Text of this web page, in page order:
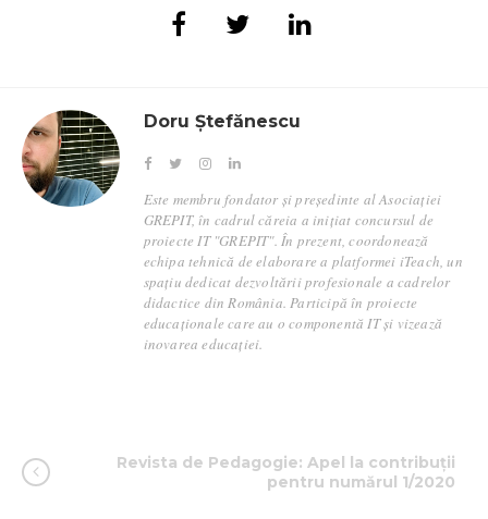
Doru Ștefănescu
Este membru fondator și președinte al Asociației
GREPIT, în cadrul căreia a inițiat concursul de
proiecte IT "GREPIT". În prezent, coordonează
echipa tehnică de elaborare a platformei iTeach, un
spațiu dedicat dezvoltării profesionale a cadrelor
didactice din România. Participă în proiecte
educaționale care au o componentă IT și vizează
inovarea educației.
Revista de Pedagogie: Apel la contribuții
pentru numărul 1/2020